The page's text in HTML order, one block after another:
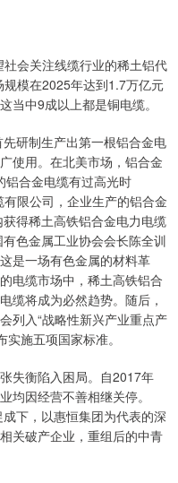
会关注线缆行业的稀土铝代
模在2025年达到1.7万亿元
当中9成以上都是铜电缆。
研制生产出第一根铝合金电
使用。在北美市场，铝合金
铝合金电缆有过高光时
限公司，企业生产的铝合金
得稀土高铁铝合金电力电缆
色金属工业协会会长陈全训
是一场有色金属的材料革
电缆市场中，稀土高铁铝合
缆将成为必然趋势。随后，
列入“战略性新兴产业重点产
施五项国家标准。
衡陷入困局。自2017年
均因经营不善相继关停。
下，以惠恒集团为代表的深
关破产企业，重组后的中青